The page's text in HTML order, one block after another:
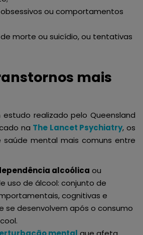
ou comportamentos
morte ou suicídio, ou tentativas
mais
realizado pelo Queensland
na The Lancet Psychiatry, os
mental mais comuns entre
alcoólica ou
uso de álcool: conjunto de
cognitivas e
se desenvolvem após o consumo